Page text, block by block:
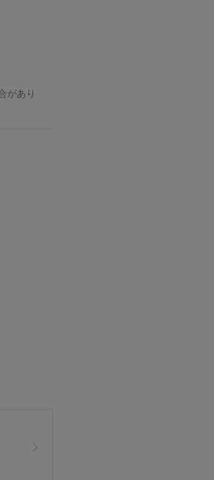
があり